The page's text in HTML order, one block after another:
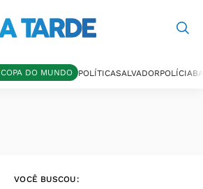
COPA DO MUNDO POLÍTICASALVADORPOLÍCIA
VOCÊ BUSCOU: